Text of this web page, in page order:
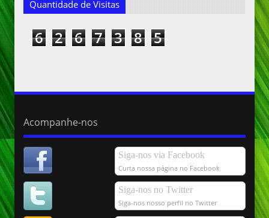
Quantidade de Visitas
6 2 6 7 3 8 5
Acompanhe-nos
Siga-nos via Facebook
Curta nossa página no Facebook
Siga-nos no Twitter
Siga-nos nosso perfil no Twitter